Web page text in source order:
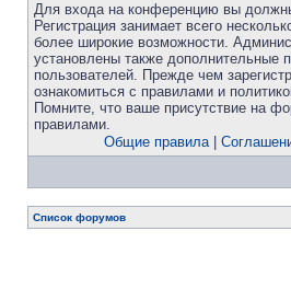
Для входа на конференцию вы
Регистрация занимает всего
более широкие возможности.
установлены также дополнительные
пользователей. Прежде чем
ознакомиться с правилами и
Помните, что ваше присутствие на
правилами.
Общие правила|
Список форумов